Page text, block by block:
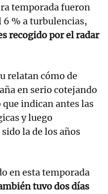
temporada fueron
6 % a turbulencias,
recogido por el radar
relatan cómo de
en serio cotejando
indican antes las
y luego
la de los años
en esta temporada
tuvo dos días